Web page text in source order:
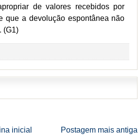
de valores recebidos por
que a devolução espontânea não
(G1)
Postagem mais antiga
inicial